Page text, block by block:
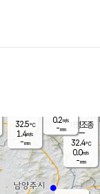
가평조종
32.4℃
0.0m/s
-mm
32.5℃
1.4m/s
-mm
0.2m/s
-mm